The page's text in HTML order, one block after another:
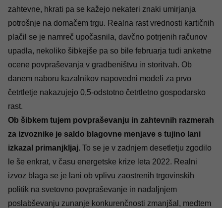
zahtevne, hkrati pa se kažejo nekateri znaki umirjanja
potrošnje na domačem trgu. Realna rast vrednosti kartičnih
plačil se je namreč upočasnila, davčno potrjenih računov
upadla, nekoliko šibkejše pa so bile februarja tudi anketne
ocene povpraševanja v gradbeništvu in storitvah. Ob
danem naboru kazalnikov napovedni modeli za prvo
četrtletje nakazujejo 0,5-odstotno četrtletno gospodarsko
rast.
Ob šibkem tujem povpraševanju in zahtevnih razmerah
za izvoznike je saldo blagovne menjave s tujino lani
izkazal primanjkljaj. To se je v zadnjem desetletju zgodilo
le še enkrat, v času energetske krize leta 2022. Realni
izvoz blaga se je lani ob vplivu zaostrenih trgovinskih
politik na svetovno povpraševanje in nadaljnjem
poslabševanju zunanje konkurenčnosti zmanjšal, medtem